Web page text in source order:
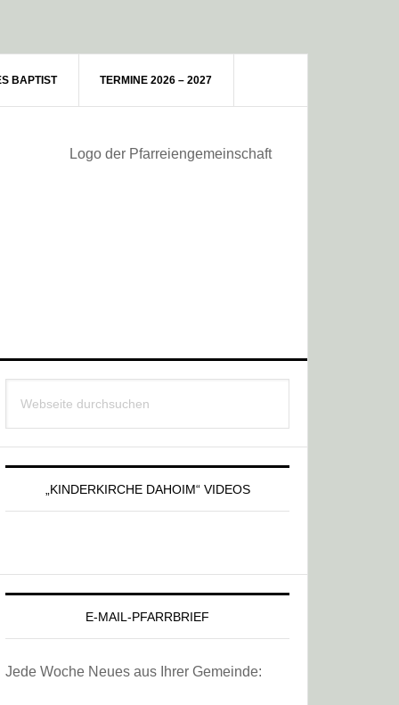
BAPTIST TERMINE 2026 – 2027
Haupt-
Sidebar
durchsuchen
„KINDERKIRCHE DAHOIM“ VIDEOS
E-MAIL-PFARRBRIEF
Jede Woche Neues aus Ihrer Gemeinde: